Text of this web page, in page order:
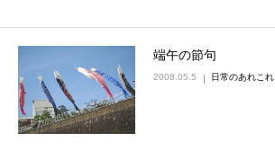
端午の節句
2008.05.5 日常のあれこれ